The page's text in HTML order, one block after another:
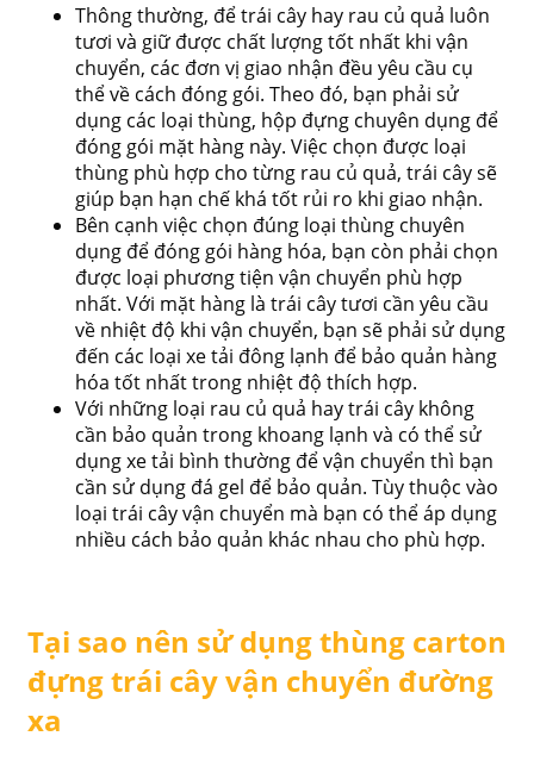
Thông thường, để trái cây hay rau củ quả luôn
tươi và giữ được chất lượng tốt nhất khi vận
chuyển, các đơn vị giao nhận đều yêu cầu cụ
thể về cách đóng gói. Theo đó, bạn phải sử
dụng các loại thùng, hộp đựng chuyên dụng để
đóng gói mặt hàng này. Việc chọn được loại
thùng phù hợp cho từng rau củ quả, trái cây sẽ
giúp bạn hạn chế khá tốt rủi ro khi giao nhận.
Bên cạnh việc chọn đúng loại thùng chuyên
dụng để đóng gói hàng hóa, bạn còn phải chọn
được loại phương tiện vận chuyển phù hợp
nhất. Với mặt hàng là trái cây tươi cần yêu cầu
về nhiệt độ khi vận chuyển, bạn sẽ phải sử dụng
đến các loại xe tải đông lạnh để bảo quản hàng
hóa tốt nhất trong nhiệt độ thích hợp.
Với những loại rau củ quả hay trái cây không
cần bảo quản trong khoang lạnh và có thể sử
dụng xe tải bình thường để vận chuyển thì bạn
cần sử dụng đá gel để bảo quản. Tùy thuộc vào
loại trái cây vận chuyển mà bạn có thể áp dụng
nhiều cách bảo quản khác nhau cho phù hợp.
Tại sao nên sử dụng thùng carton
đựng trái cây vận chuyển đường
xa